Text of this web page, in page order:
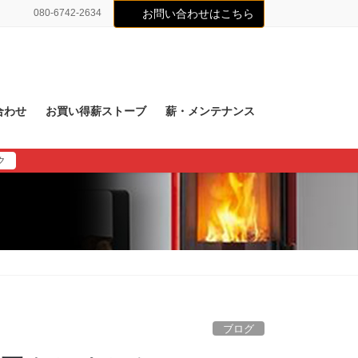
080-6742-2634 お問い合わせはこちら
わせ お買い得薪ストーブ 薪・メンテナンス
ブログ